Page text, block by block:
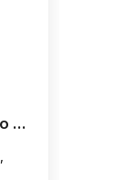
Residencial › Lote/Terreno no Acapulco